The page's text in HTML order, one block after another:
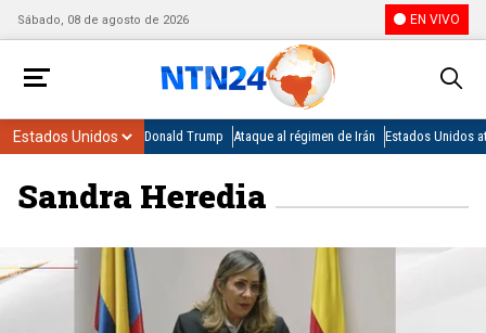
Sábado, 08 de agosto de 2026 EN VIVO
Donald Trump Ataque al régimen de Irán Estados Unidos
Sandra Heredia